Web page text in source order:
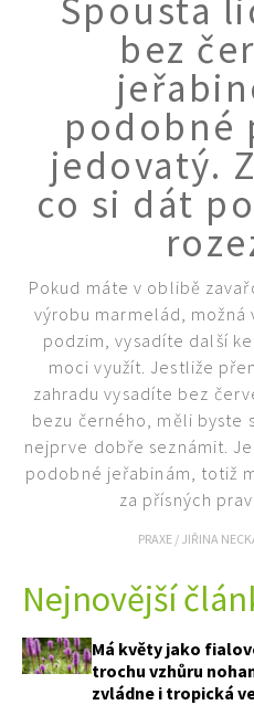
KVÍZY A TESTY
Spousta
bez
podobné
jedovatý.
co si dát
Pokud máte v oblibě
výrobu marmelád, možná
podzim, vysadíte další
moci využít. Jestliže
zahradu vysadíte bez
bezu černého, měli byste
nejprve dobře seznámit.
podobné jeřabinám, totiž
za přísných
PRAXE / JIŘINA
Nejnovější
Má květy jako
trochu vzhůru
zvládne i tropická